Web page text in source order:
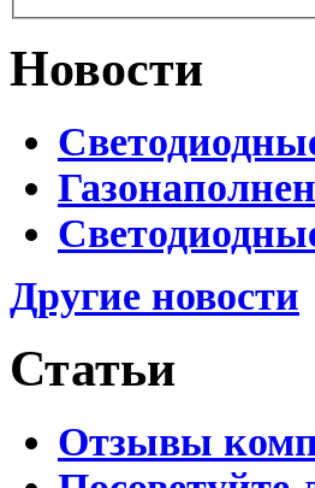
Новости
Другие новости
Статьи
Отзывы